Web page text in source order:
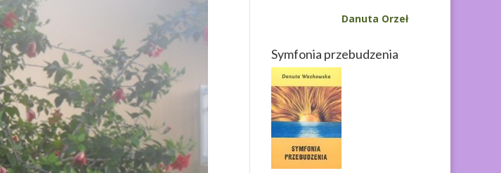
Danuta Orzeł
Symfonia przebudzenia